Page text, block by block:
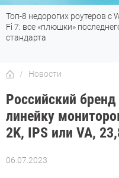
Топ-8 недорогих роутеров с
Fi 7: все «плюшки»
стандарта
Новости
Российский
линейку
2K, IPS или VA,
06.07.2023
Автор: